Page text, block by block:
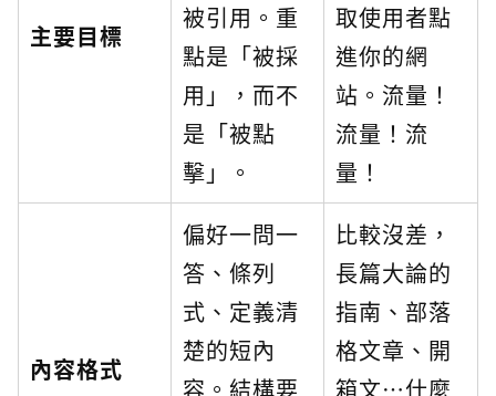
主要目標
被引用。重
點是「被採
用」，而不
是「被點
擊」。
取使用者點
進你的網
站。流量！
流量！流
量！
內容格式
偏好一問一
答、條列
式、定義清
楚的短內
容。結構要
比較沒差，
長篇大論的
指南、部落
格文章、開
箱文…什麼